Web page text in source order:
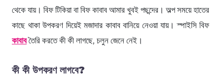
থেকে যায়। বিফ টিকিয়া বা বিফ কাবাব আমার খুবই পছন্দের। অল্প সময়ে হাতের
কাছে থাকা উপকরণ দিয়েই মজাদার কাবাব বানিয়ে নেওয়া যায়। স্পাইসি বিফ
কাবাবতৈরি করতে কী কী লাগছে, চলুন জেনে নেই।
কী কী উপকরণ লাগবে?